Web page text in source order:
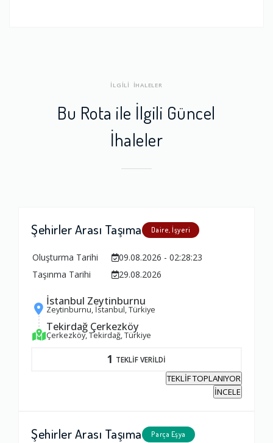
İLGİLİ İHALELER
Bu Rota ile İlgili Güncel
İhaleler
Şehirler Arası Taşıma Daire, İşyeri
Oluşturma Tarihi
09.08.2026 - 02:28:23
Taşınma Tarihi
29.08.2026
İstanbul Zeytinburnu
Zeytinburnu, İstanbul, Türkiye
Tekirdağ Çerkezköy
Çerkezköy, Tekirdağ, Türkiye
1 TEKLİF VERİLDİ
TEKLİF TOPLANIYOR
İNCELE
Şehirler Arası Taşıma Parça Eşya